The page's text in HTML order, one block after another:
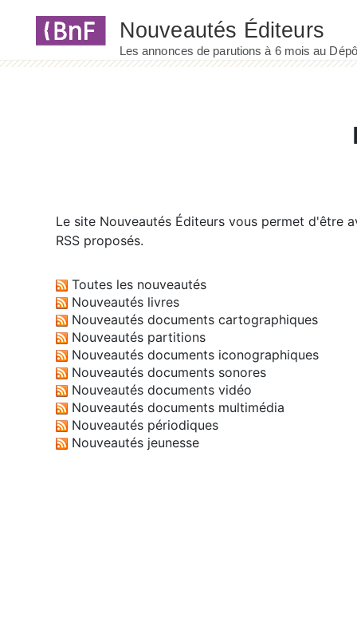
Le site Nouveautés Éditeurs vous permet d'être
RSS proposés.
Toutes les nouveautés
Nouveautés livres
Nouveautés documents cartographiques
Nouveautés partitions
Nouveautés documents iconographiques
Nouveautés documents sonores
Nouveautés documents vidéo
Nouveautés documents multimédia
Nouveautés périodiques
Nouveautés jeunesse